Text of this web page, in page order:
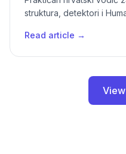
struktura, detektori i
Read article →